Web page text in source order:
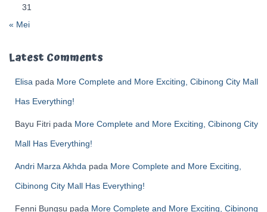
31
« Mei
Latest Comments
Elisa pada More Complete and More Exciting, Cibinong City Mall
Has Everything!
Bayu Fitri pada More Complete and More Exciting, Cibinong City
Mall Has Everything!
Andri Marza Akhda pada More Complete and More Exciting,
Cibinong City Mall Has Everything!
Fenni Bungsu pada More Complete and More Exciting, Cibinong